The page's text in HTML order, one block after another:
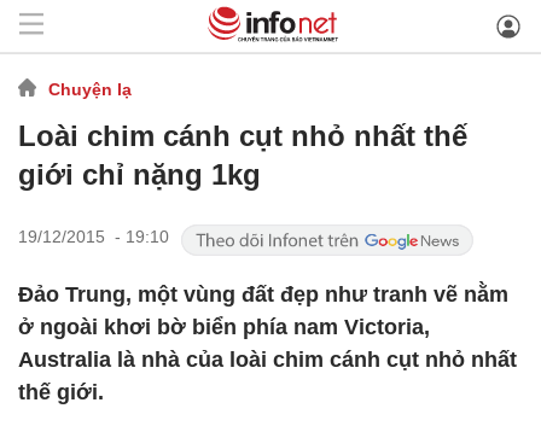
Chuyện lạ
Loài chim cánh cụt nhỏ nhất thế
giới chỉ nặng 1kg
19/12/2015 - 19:10
Đảo Trung, một vùng đất đẹp như tranh vẽ nằm
ở ngoài khơi bờ biển phía nam Victoria,
Australia là nhà của loài chim cánh cụt nhỏ nhất
thế giới.